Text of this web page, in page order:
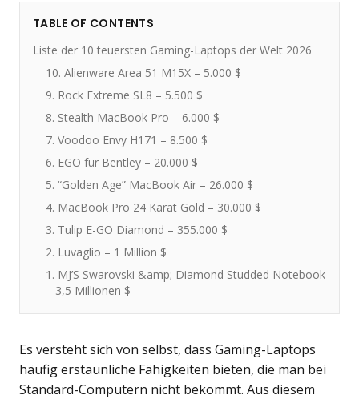
TABLE OF CONTENTS
Liste der 10 teuersten Gaming-Laptops der Welt 2026
10. Alienware Area 51 M15X – 5.000 $
9. Rock Extreme SL8 – 5.500 $
8. Stealth MacBook Pro – 6.000 $
7. Voodoo Envy H171 – 8.500 $
6. EGO für Bentley – 20.000 $
5. “Golden Age” MacBook Air – 26.000 $
4. MacBook Pro 24 Karat Gold – 30.000 $
3. Tulip E-GO Diamond – 355.000 $
2. Luvaglio – 1 Million $
1. MJ’S Swarovski &amp; Diamond Studded Notebook
– 3,5 Millionen $
Es versteht sich von selbst, dass Gaming-Laptops
häufig erstaunliche Fähigkeiten bieten, die man bei
Standard-Computern nicht bekommt. Aus diesem